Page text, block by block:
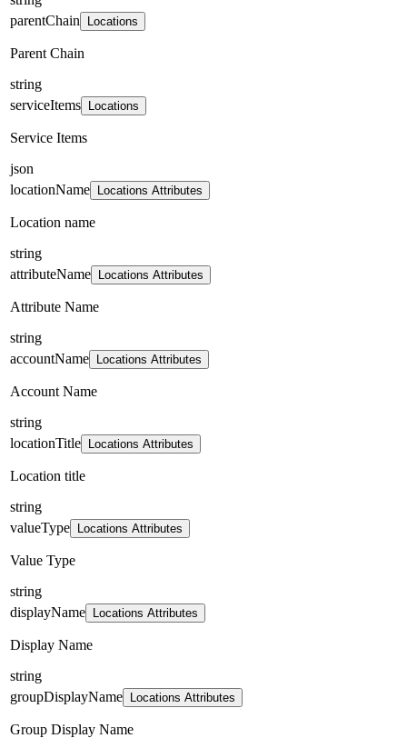
parentChain
Locations
Parent Chain
string
serviceItems
Locations
Service Items
json
locationName
Locations Attributes
Location name
string
attributeName
Locations Attributes
Attribute Name
string
accountName
Locations Attributes
Account Name
string
locationTitle
Locations Attributes
Location title
string
valueType
Locations Attributes
Value Type
string
displayName
Locations Attributes
Display Name
string
groupDisplayName
Locations Attributes
Group Display Name